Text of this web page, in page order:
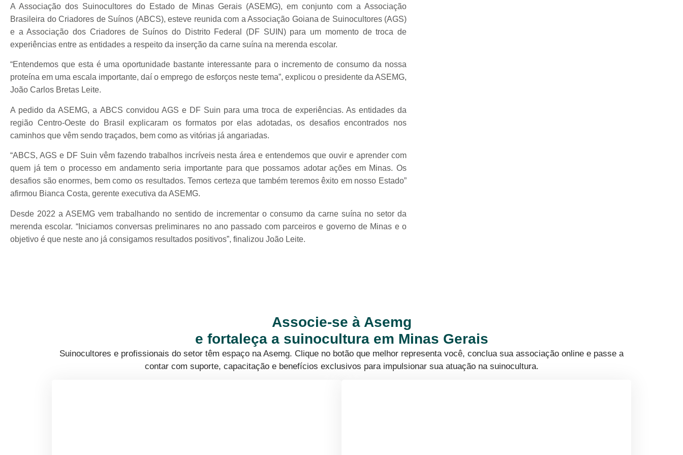
A Associação dos Suinocultores do Estado de Minas Gerais (ASEMG), em conjunto com a Associação
Brasileira do Criadores de Suínos (ABCS), esteve reunida com a Associação Goiana de Suinocultores (AGS)
e a Associação dos Criadores de Suínos do Distrito Federal (DF SUIN) para um momento de troca de
experiências entre as entidades a respeito da inserção da carne suína na merenda escolar.
“Entendemos que esta é uma oportunidade bastante interessante para o incremento de consumo da nossa
proteína em uma escala importante, daí o emprego de esforços neste tema”, explicou o presidente da ASEMG,
João Carlos Bretas Leite.
A pedido da ASEMG, a ABCS convidou AGS e DF Suin para uma troca de experiências. As entidades da
região Centro-Oeste do Brasil explicaram os formatos por elas adotadas, os desafios encontrados nos
caminhos que vêm sendo traçados, bem como as vitórias já angariadas.
“ABCS, AGS e DF Suin vêm fazendo trabalhos incríveis nesta área e entendemos que ouvir e aprender com
quem já tem o processo em andamento seria importante para que possamos adotar ações em Minas. Os
desafios são enormes, bem como os resultados. Temos certeza que também teremos êxito em nosso Estado”
afirmou Bianca Costa, gerente executiva da ASEMG.
Desde 2022 a ASEMG vem trabalhando no sentido de incrementar o consumo da carne suína no setor da
merenda escolar. “Iniciamos conversas preliminares no ano passado com parceiros e governo de Minas e o
objetivo é que neste ano já consigamos resultados positivos”, finalizou João Leite.
Associe-se à Asemg
e fortaleça a suinocultura em Minas Gerais
Suinocultores e profissionais do setor têm espaço na Asemg. Clique no botão que melhor representa você, conclua sua associação online e passe a
contar com suporte, capacitação e benefícios exclusivos para impulsionar sua atuação na suinocultura.